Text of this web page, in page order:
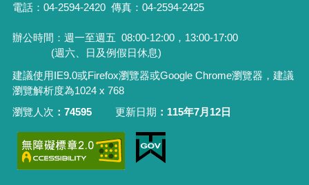
電話：04-2594-2420 傳真：04-2594-2425
辦公時間：週一至週五 08:00-12:00，13:00-17:00
(週六、日及例假日休息)
建議使用IE9.0或Firefox瀏覽器或Google Chrome瀏覽器，建議
瀏覽解析度為1024 x 768
瀏覽人次
74595 更新日期 115年7月12日